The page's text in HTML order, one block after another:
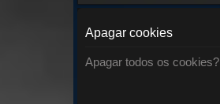
Apagar cookies
Apagar todos os cookies?